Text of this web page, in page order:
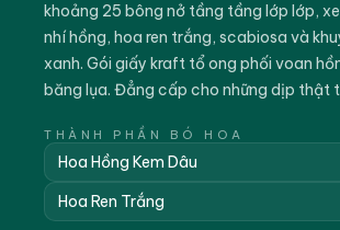
khoảng 25 bông nở tầng tầng lớp lớp,
nhí hồng, hoa ren trắng, scabiosa và
xanh. Gói giấy kraft tổ ong phối voan
băng lụa. Đẳng cấp cho những dịp thật
THÀNH PHẦN BÓ HOA
Hoa Hồng Kem Dâu
Hoa Ren Trắng